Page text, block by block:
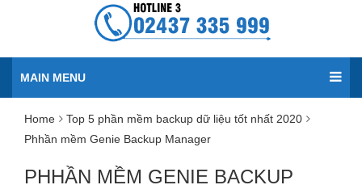
MAIN MENU
Home
Top 5 phần mềm backup dữ liệu tốt nhất 2020
Phhần mềm Genie Backup Manager
PHHẦN MỀM GENIE BACKUP